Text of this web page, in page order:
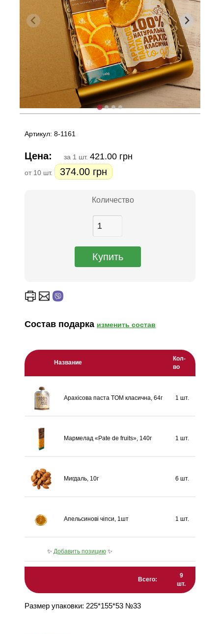
Артикул: 8-1161
Цена: за 1 шт. 421.00 грн
от 10 шт. 374.00 грн
Количество
Состав подарка изменить состав
Название
Кол-
во
Арахісова паста TОМ класична, 64г 1 шт.
Мармелад «Pate de fruits», 140г 1 шт.
Мигдаль, 10г 6 шт.
Апельсинові чіпси, 1шт 1 шт.
✨ Добавить позицию ✨
Всего:
9
шт.
Размер упаковки: 225*155*53 №33